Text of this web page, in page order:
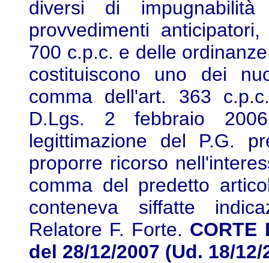
diversi di
provvedimenti
700 c.p.c. e delle
costituiscono uno dei
comma dell'art. 363
D.Lgs. 2 febbraio
legittimazione del P.G.
proporre ricorso
comma del predetto
conteneva siffatte
Relatore F. Forte. CORTE
del 28/12/2007 (Ud. 18/